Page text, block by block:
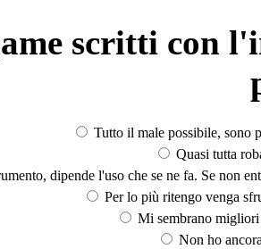
scritti con
Tutto il male possibile, sono
Quasi tutta
dipende l'uso che se ne fa. Se non
Per lo più ritengo venga
Mi sembrano
Non ho